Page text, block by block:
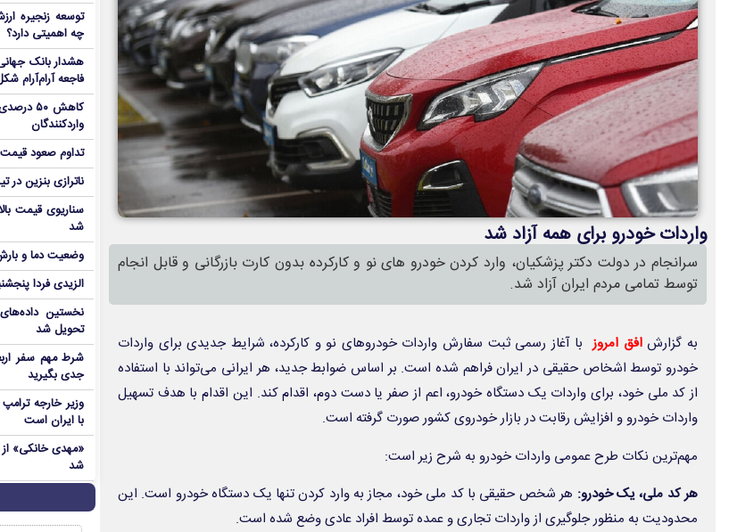
واردات خودرو برای همه آزاد شد
سرانجام‌ در دولت دکتر پزشکیان، وارد کردن خودرو های نو و کارکرده بدون کارت بازرگانی و قابل انجام
توسط تمامی مردم ایران آزاد شد.
به گزارشافق امروزبا آغاز رسمی ثبت سفارش واردات خودروهای نو و کارکرده، شرایط جدیدی برای واردات
خودرو توسط اشخاص حقیقی در ایران فراهم شده است. بر اساس ضوابط جدید، هر ایرانی می‌تواند با استفاده
از کد ملی خود، برای واردات یک دستگاه خودرو، اعم از صفر یا دست دوم، اقدام کند. این اقدام با هدف تسهیل
واردات خودرو و افزایش رقابت در بازار خودروی کشور صورت گرفته است.
مهم‌ترین نکات طرح عمومی واردات خودرو به شرح زیر است:
هر کد ملی، یک خودرو: هر شخص حقیقی با کد ملی خود، مجاز به وارد کردن تنها یک دستگاه خودرو است. این
محدودیت به منظور جلوگیری از واردات تجاری و عمده توسط افراد عادی وضع شده است.
توسعه زنجیره
چه اهمیتی دارد؟
هشدار بانک
فاجعه آرام‌آرام
کاهش ۵۰
واردکنندگان
تداوم صعود قیمت
ناترازی بنزین در
سناریوی قیمت
شد
وضعیت دما و بارش
الزیدی فردا
نخستین
تحویل شد
جدی بگیرید
وزیر خارجه
با ایران است
شد